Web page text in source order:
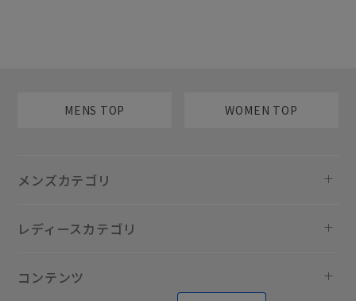
MENS TOP WOMEN TOP
メンズカテゴリ
レディースカテゴリ
コンテンツ